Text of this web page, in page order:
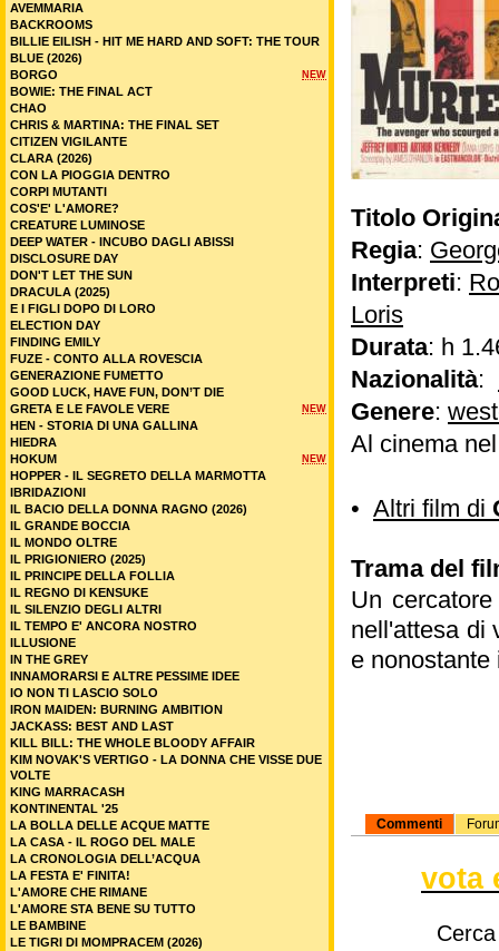
Titolo
Regia:
Interpreti:
Loris
Durata: h
Nazionalità:
Genere:
Al cinema
• Altri film di
Trama del
Un
nell'attesa di
e
Commenti
vota
AVEMMARIA
BACKROOMS
BILLIE EILISH - HIT ME HARD AND SOFT: THE TOUR
BLUE (2026)
NEW
BORGO
BOWIE: THE FINAL ACT
CHAO
CHRIS & MARTINA: THE FINAL SET
CITIZEN VIGILANTE
CLARA (2026)
CON LA PIOGGIA DENTRO
CORPI MUTANTI
COS'E' L'AMORE?
CREATURE LUMINOSE
DEEP WATER - INCUBO DAGLI ABISSI
DISCLOSURE DAY
DON'T LET THE SUN
DRACULA (2025)
E I FIGLI DOPO DI LORO
ELECTION DAY
FINDING EMILY
FUZE - CONTO ALLA ROVESCIA
GENERAZIONE FUMETTO
GOOD LUCK, HAVE FUN, DON’T DIE
NEW
GRETA E LE FAVOLE VERE
HEN - STORIA DI UNA GALLINA
HIEDRA
NEW
HOKUM
HOPPER - IL SEGRETO DELLA MARMOTTA
IBRIDAZIONI
IL BACIO DELLA DONNA RAGNO (2026)
IL GRANDE BOCCIA
IL MONDO OLTRE
IL PRIGIONIERO (2025)
IL PRINCIPE DELLA FOLLIA
IL REGNO DI KENSUKE
IL SILENZIO DEGLI ALTRI
IL TEMPO E' ANCORA NOSTRO
ILLUSIONE
IN THE GREY
INNAMORARSI E ALTRE PESSIME IDEE
IO NON TI LASCIO SOLO
IRON MAIDEN: BURNING AMBITION
JACKASS: BEST AND LAST
KILL BILL: THE WHOLE BLOODY AFFAIR
KIM NOVAK'S VERTIGO - LA DONNA CHE VISSE DUE
VOLTE
KING MARRACASH
KONTINENTAL '25
LA BOLLA DELLE ACQUE MATTE
LA CASA - IL ROGO DEL MALE
LA CRONOLOGIA DELL’ACQUA
LA FESTA E' FINITA!
L'AMORE CHE RIMANE
L'AMORE STA BENE SU TUTTO
LE BAMBINE
LE TIGRI DI MOMPRACEM (2026)